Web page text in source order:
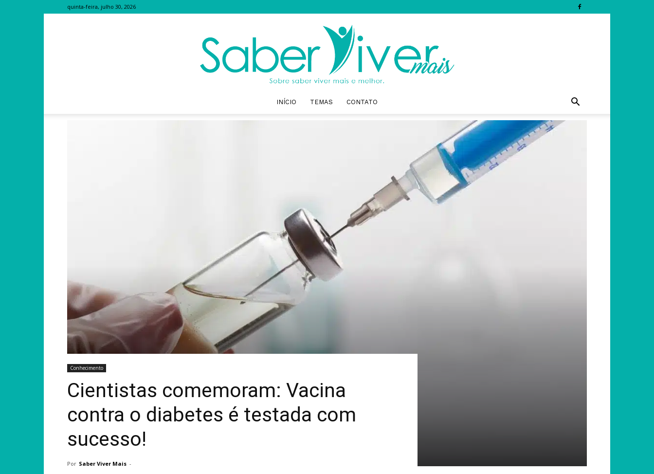
quinta-feira, julho 30, 2026
Mais
INÍCIO TEMAS CONTATO
Conhecimento
Cientistas comemoram: Vacina
contra o diabetes é testada com
sucesso!
Por Saber Viver Mais -